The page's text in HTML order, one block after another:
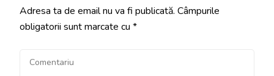
Adresa ta de email nu va fi publicată. Câmpurile
obligatorii sunt marcate cu *